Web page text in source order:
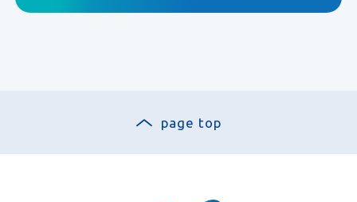
page top